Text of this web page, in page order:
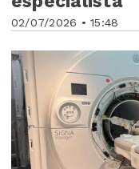
02/07/2026 • 15:48